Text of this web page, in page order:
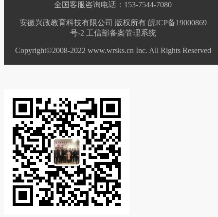
全国客服咨询电话：153-7544-7080
安徽兴政教育科技有限公司 版权所有 皖ICP备19000869
号-2 工信部备案管理系统
Copyright©2008-2022 www.wrsks.cn Inc. All Rights Reserved